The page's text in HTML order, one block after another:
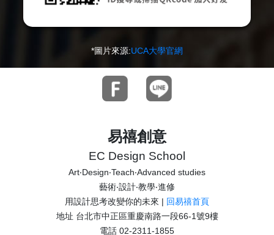
*圖片來源:UCA大學官網
易禧創意
EC Design School
Art‧Design‧Teach‧Advanced studies
藝術‧設計‧教學‧進修
用設計思考改變你的未來 | 回易禧首頁
地址 台北市中正區重慶南路一段66-1號9樓
電話 02-2311-1855